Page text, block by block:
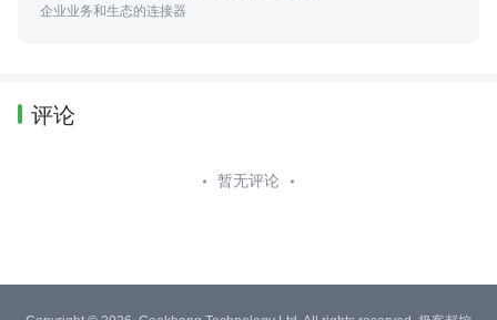
企业业务和生态的连接器
评论
暂无评论